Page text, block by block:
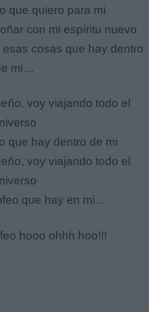
que quiero para mi
con mi espíritu nuevo
cosas que hay dentro
mi…
voy viajando todo el
que hay dentro de mi
voy viajando todo el
que hay en mi...
hooo ohhh hoo!!!